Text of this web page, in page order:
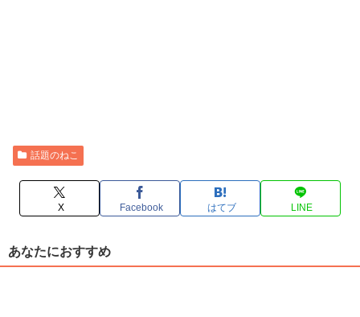
話題のねこ
X Facebook はてブ LINE
あなたにおすすめ